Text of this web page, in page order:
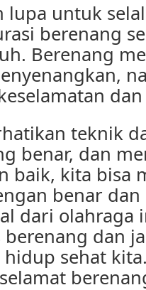
lupa untuk
berenang
Berenang
teknik
benar, dan
baik, kita bisa
benar dan
dari olahraga
dan
sehat